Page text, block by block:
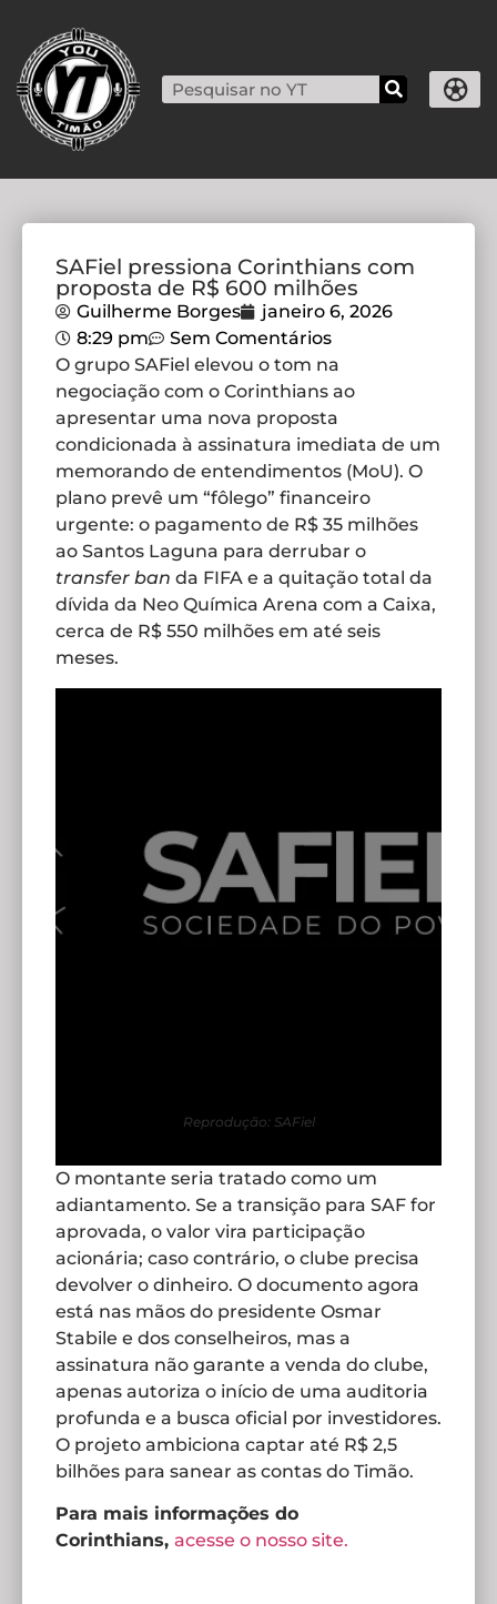
SAFiel pressiona Corinthians com
proposta de R$ 600 milhões
Guilherme Borges
janeiro 6, 2026
8:29 pm
Sem Comentários
O grupo SAFiel elevou o tom na
negociação com o Corinthians ao
apresentar uma nova proposta
condicionada à assinatura imediata de um
memorando de entendimentos (MoU). O
plano prevê um “fôlego” financeiro
urgente: o pagamento de R$ 35 milhões
ao Santos Laguna para derrubar o
transfer ban da FIFA e a quitação total da
dívida da Neo Química Arena com a Caixa,
cerca de R$ 550 milhões em até seis
meses.
Reprodução: SAFiel
O montante seria tratado como um
adiantamento. Se a transição para SAF for
aprovada, o valor vira participação
acionária; caso contrário, o clube precisa
devolver o dinheiro. O documento agora
está nas mãos do presidente Osmar
Stabile e dos conselheiros, mas a
assinatura não garante a venda do clube,
apenas autoriza o início de uma auditoria
profunda e a busca oficial por investidores.
O projeto ambiciona captar até R$ 2,5
bilhões para sanear as contas do Timão.
Para mais informações do
Corinthians, acesse o nosso site.